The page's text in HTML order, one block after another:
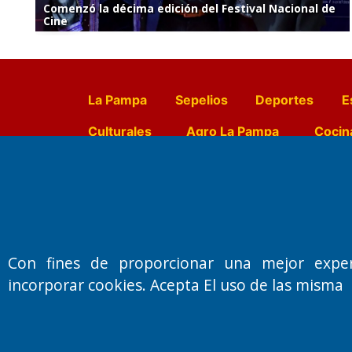
Comenzó la décima edición del Festival Nacional de
Cine
La Pampa Sepelios Deportes
Culturales
Agro La Pampa
Doctor Antonio
Primera edición: Domingo 3 de
Miembro de ADIRA,ADEPA y CPPAL
Con fines de proporcionar una mejor
incorporar cookies. Acepta El uso de las misma